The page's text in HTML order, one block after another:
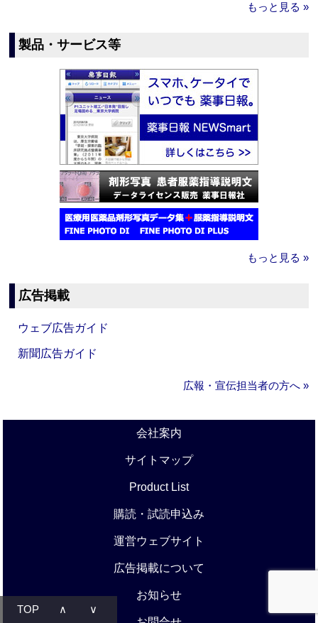
もっと見る »
製品・サービス等
もっと見る »
広告掲載
ウェブ広告ガイド
新聞広告ガイド
広報・宣伝担当者の方へ »
会社案内
サイトマップ
Product List
購読・試読申込み
運営ウェブサイト
広告掲載について
お知らせ
TOP ∧ ∨